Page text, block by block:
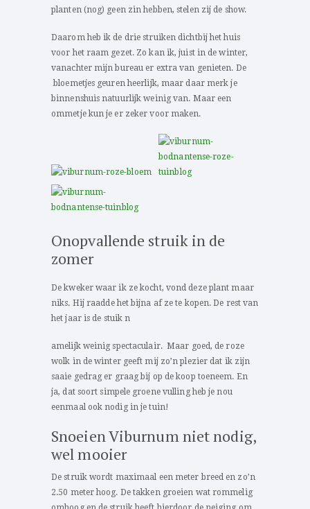
planten (nog) geen zin hebben, stelen zij de show.
Daarom heb ik de drie struiken dichtbij het huis
voor het raam gezet. Zo kan ik, juist in de winter,
vanachter mijn bureau er extra van genieten. De
bloemetjes geuren heerlijk, maar daar merk je
binnenshuis natuurlijk weinig van. Maar een
ommetje kun je er zeker voor maken.
Onopvallende struik in de
zomer
De kweker waar ik ze kocht, vond deze plant maar
niks. Hij raadde het bijna af ze te kopen. De rest van
het jaar is de stuik n
amelijk weinig spectaculair. Maar goed, de roze
wolk in de winter geeft mij zo’n plezier dat ik zijn
saaie gedrag er graag bij op de koop toeneem. En
ja, dat soort simpele groene vulling heb je nou
eenmaal ook nodig in je tuin!
Snoeien Viburnum niet nodig,
wel mooier
De struik wordt maximaal een meter breed en zo’n
2.50 meter hoog. De takken groeien wat rommelig